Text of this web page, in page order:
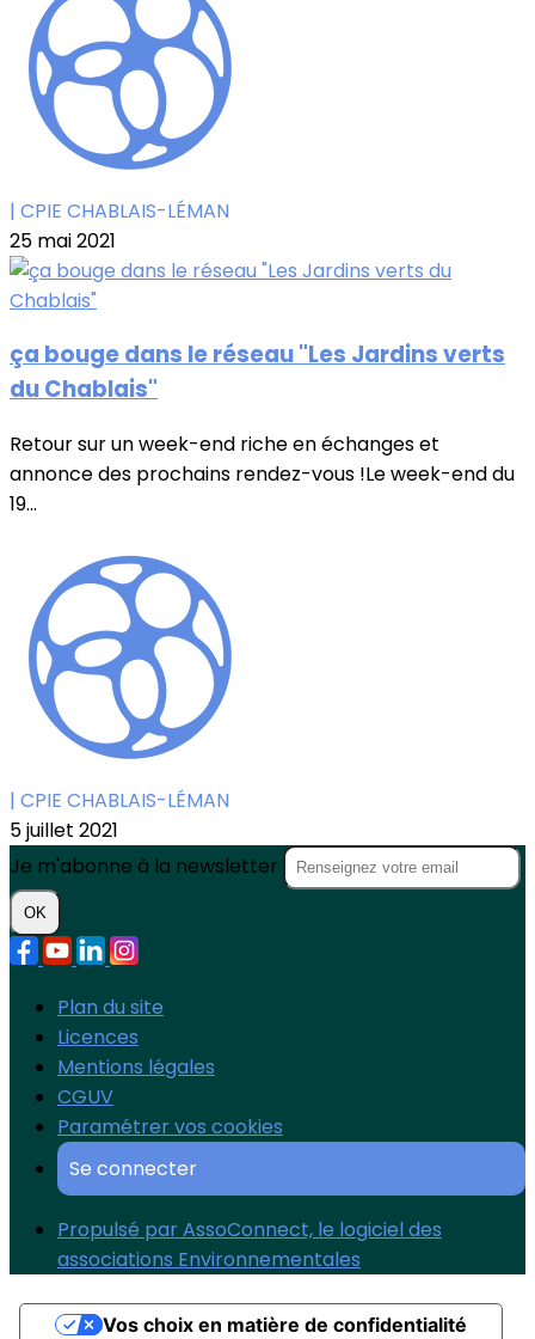
| CPIE CHABLAIS-LÉMAN
25 mai 2021
ça bouge dans le réseau "Les Jardins verts
du Chablais"
Retour sur un week-end riche en échanges et
annonce des prochains rendez-vous !Le week-end du
19...
| CPIE CHABLAIS-LÉMAN
5 juillet 2021
Je m'abonne à la newsletter
OK
Plan du site
Licences
Mentions légales
CGUV
Paramétrer vos cookies
Se connecter
Propulsé par AssoConnect, le logiciel des
associations Environnementales
Vos choix en matière de confidentialité